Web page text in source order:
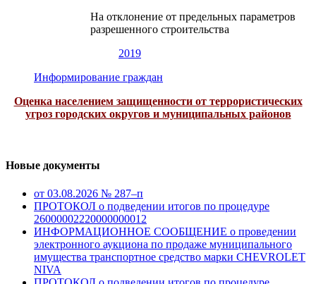
На отклонение от предельных параметров
разрешенного строительства
2019
Информирование граждан
Оценка населением защищенности от террористических
угроз городских округов и муниципальных районов
Новые документы
от 03.08.2026 № 287–п
ПРОТОКОЛ о подведении итогов по процедуре
26000002220000000012
ИНФОРМАЦИОННОЕ СООБЩЕНИЕ о проведении
электронного аукциона по продаже муниципального
имущества транспортное средство марки CHEVROLET
NIVA